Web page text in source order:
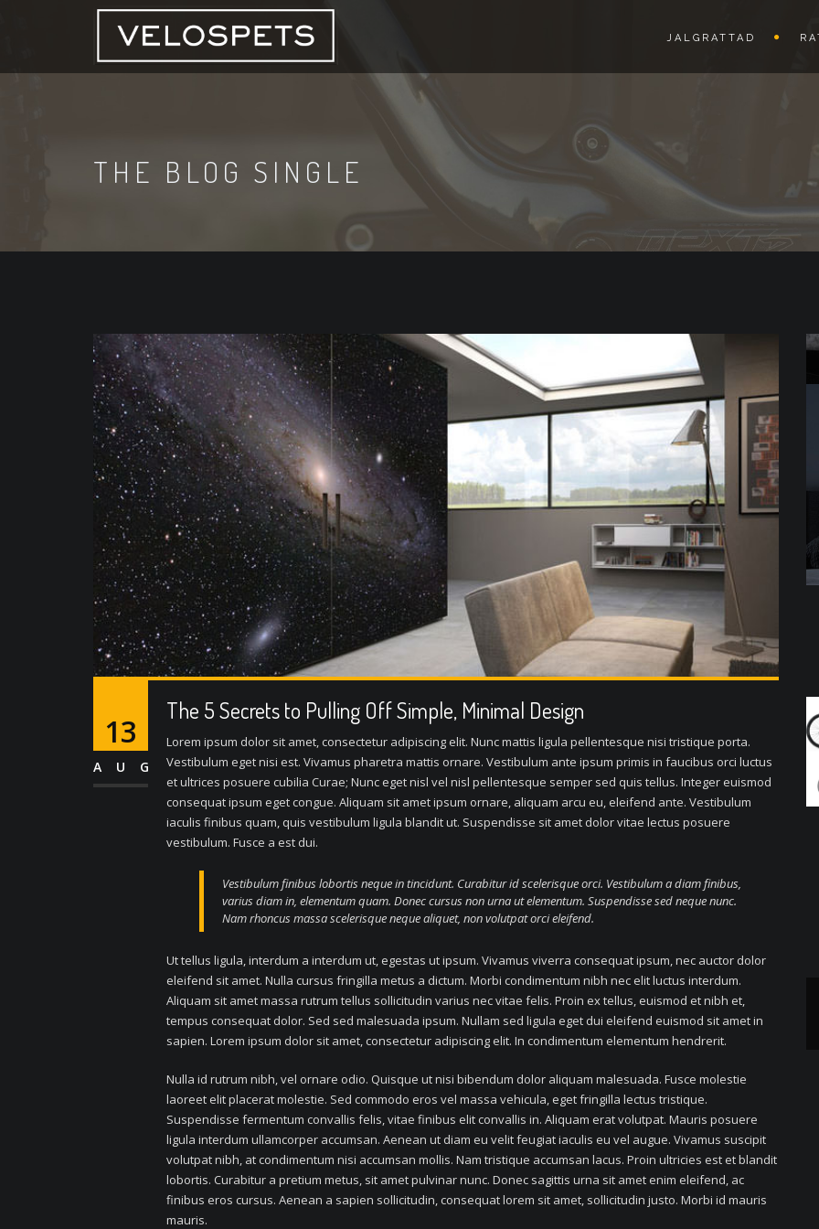
JALGRATTAD
THE BLOG SINGLE
13
AUG
The 5 Secrets to Pulling Off Simple, Minimal Design
Lorem ipsum dolor sit amet, consectetur adipiscing elit. Nunc mattis ligula pellentesque nisi tristique porta.
Vestibulum eget nisi est. Vivamus pharetra mattis ornare. Vestibulum ante ipsum primis in faucibus orci luctus
et ultrices posuere cubilia Curae; Nunc eget nisl vel nisl pellentesque semper sed quis tellus. Integer euismod
consequat ipsum eget congue. Aliquam sit amet ipsum ornare, aliquam arcu eu, eleifend ante. Vestibulum
iaculis finibus quam, quis vestibulum ligula blandit ut. Suspendisse sit amet dolor vitae lectus posuere
vestibulum. Fusce a est dui.
Vestibulum finibus lobortis neque in tincidunt. Curabitur id scelerisque orci. Vestibulum a diam finibus,
varius diam in, elementum quam. Donec cursus non urna ut elementum. Suspendisse sed neque nunc.
Nam rhoncus massa scelerisque neque aliquet, non volutpat orci eleifend.
Ut tellus ligula, interdum a interdum ut, egestas ut ipsum. Vivamus viverra consequat ipsum, nec auctor dolor
eleifend sit amet. Nulla cursus fringilla metus a dictum. Morbi condimentum nibh nec elit luctus interdum.
Aliquam sit amet massa rutrum tellus sollicitudin varius nec vitae felis. Proin ex tellus, euismod et nibh et,
tempus consequat dolor. Sed sed malesuada ipsum. Nullam sed ligula eget dui eleifend euismod sit amet in
sapien. Lorem ipsum dolor sit amet, consectetur adipiscing elit. In condimentum elementum hendrerit.
Nulla id rutrum nibh, vel ornare odio. Quisque ut nisi bibendum dolor aliquam malesuada. Fusce molestie
laoreet elit placerat molestie. Sed commodo eros vel massa vehicula, eget fringilla lectus tristique.
Suspendisse fermentum convallis felis, vitae finibus elit convallis in. Aliquam erat volutpat. Mauris posuere
ligula interdum ullamcorper accumsan. Aenean ut diam eu velit feugiat iaculis eu vel augue. Vivamus suscipit
volutpat nibh, at condimentum nisi accumsan mollis. Nam tristique accumsan lacus. Proin ultricies est et blandit
lobortis. Curabitur a pretium metus, sit amet pulvinar nunc. Donec sagittis urna sit amet enim eleifend, ac
finibus eros cursus. Aenean a sapien sollicitudin, consequat lorem sit amet, sollicitudin justo. Morbi id mauris
mauris.